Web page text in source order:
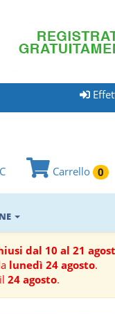
Carrello 0
dal 10 al 21
lunedì 24 agosto.
24 agosto.